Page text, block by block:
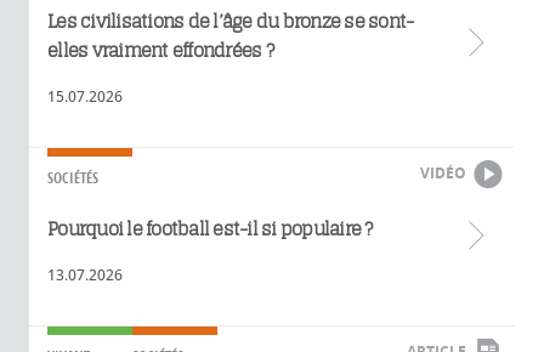
Les civilisations de l’âge du bronze se sont-
elles vraiment effondrées ?
15.07.2026
SOCIÉTÉS VIDÉO
Pourquoi le football est-il si populaire ?
13.07.2026